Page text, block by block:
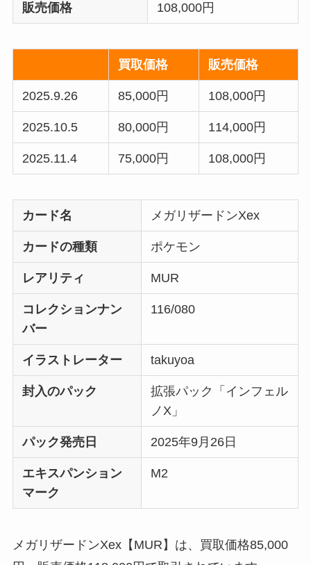
販売価格 108,000円
買取価格 販売価格
2025.9.26 85,000円 108,000円
2025.10.5 80,000円 114,000円
2025.11.4 75,000円 108,000円
カード名 メガリザードンXex
カードの種類 ポケモン
レアリティ MUR
コレクションナン
バー
116/080
イラストレーター takuyoa
封入のパック
拡張パック「インフェル
ノX」
パック発売日 2025年9月26日
エキスパンション
マーク
M2
メガリザードンXex【MUR】は、買取価格85,000